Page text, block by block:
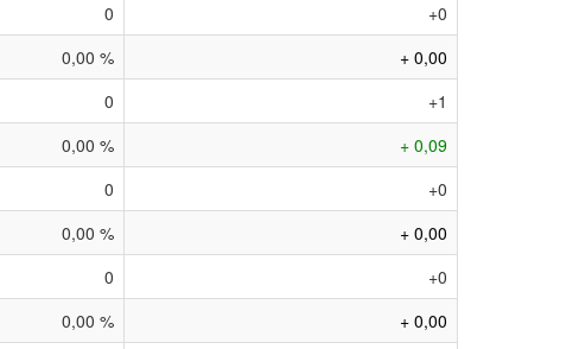
0
+0
0,00 %
+ 0,00
0
+1
0,00 %
+ 0,09
0
+0
0,00 %
+ 0,00
0
+0
0,00 % + 0,00